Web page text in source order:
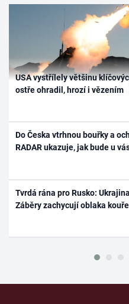
USA vystřílely většinu
ostře ohradil, hrozí i vězením
Do Česka vtrhnou bouřky a
RADAR ukazuje, jak bude u
Tvrdá rána pro Rusko:
Záběry zachycují oblaka kouře